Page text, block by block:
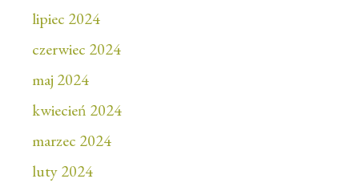
lipiec 2024
czerwiec 2024
maj 2024
kwiecień 2024
marzec 2024
luty 2024